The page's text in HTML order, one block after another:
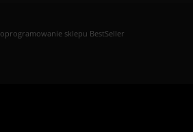
oprogramowanie sklepu BestSeller